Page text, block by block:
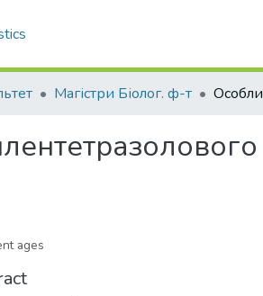
Магістри Біолог. ф-т
ages